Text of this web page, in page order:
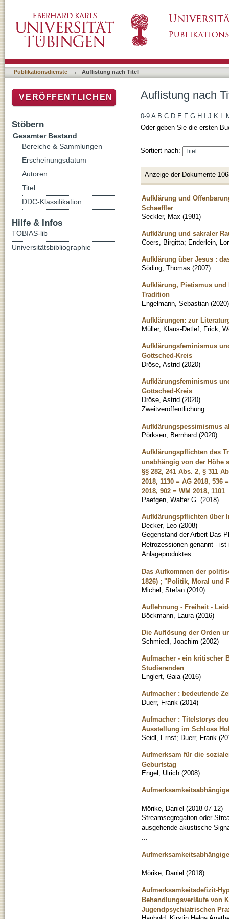
Publikationsdienste → Auflistung nach Titel
Auflistung nach
0-9 A B C D E F G H J K L
Oder geben Sie die ersten
Sortiert nach:
Anzeige der Dokumente
Aufklärung und
Schaeffler
Seckler, Max (1981)
Aufklärung und sakraler
Coers, Birgitta; Enderlein,
Aufklärung über Jesus :
Söding, Thomas (2007)
Aufklärung, Pietismus und
Tradition
Engelmann, Sebastian (2020)
Aufklärungen: zur
Müller, Klaus-Detlef; Frick,
Aufklärungsfeminismus
Gottsched-Kreis
Dröse, Astrid (2020)
Aufklärungsfeminismus
Gottsched-Kreis
Dröse, Astrid (2020)
Zweitveröffentlichung
Aufklärungspessimismus
Pörksen, Bernhard (2020)
Aufklärungspflichten des
unabhängig von der Höhe
§§ 282, 241 Abs. 2, § 311
2018, 1130 = AG 2018, 536
2018, 902 = WM 2018, 1101
Paefgen, Walter G. (2018)
Aufklärungspflichten über
Decker, Leo (2008)
Gegenstand der Arbeit Das
Retrozessionen genannt -
Anlageproduktes ...
Das Aufkommen der
1826) ; "Politik, Moral und
Michel, Stefan (2010)
Auflehnung - Freiheit -
Böckmann, Laura (2016)
Die Auflösung der Orden
Schmiedl, Joachim (2002)
Aufmacher - ein kritischer
Studierenden
Englert, Gaia (2016)
Aufmacher : bedeutende
Duerr, Frank (2014)
Aufmacher : Titelstorys
Ausstellung im Schloss
Seidl, Ernst; Duerr, Frank (
Aufmerksam für die
Geburtstag
Engel, Ulrich (2008)
Mörike, Daniel (2018-07-12)
Streamsegregation oder
ausgehende akustische
Mörike, Daniel (2018)
Aufmerksamkeitsdefizit-
Behandlungsverläufe von
Jugendpsychiatrischen
VERÖFFENTLICHEN
Stöbern
Gesamter Bestand
Bereiche & Sammlungen
Erscheinungsdatum
Autoren
Titel
DDC-Klassifikation
Hilfe & Infos
TOBIAS-lib
Universitätsbibliographie